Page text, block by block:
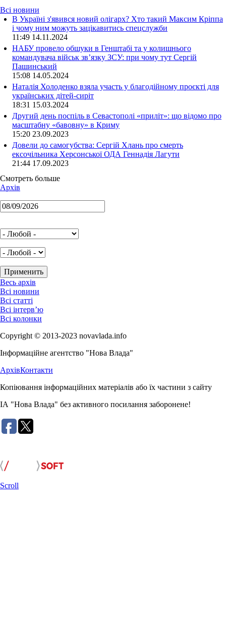
Всі новини
В Україні з'явився новий олігарх? Хто такий Максим Кріппа
і чому ним можуть зацікавитись спецслужби
11:49 14.11.2024
НАБУ провело обшуки в Генштабі та у колишнього
командувача військ зв’язку ЗСУ: при чому тут Сергій
Пашинський
15:08 14.05.2024
Наталія Холоденко взяла участь у благодійному проєкті для
українських дітей-сиріт
18:31 15.03.2024
Другий день поспіль в Севастополі «приліт»: що відомо про
масштабну «бавовну» в Криму
15:20 23.09.2023
Довели до самогубства: Сергій Хлань про смерть
ексочільника Херсонської ОДА Геннадія Лагути
21:44 17.09.2023
Смотреть больше
Архів
Весь архів
Всі новини
Всі статті
Всі інтерв’ю
Всі колонки
Copyright © 2013-2023 novavlada.info
Інформаційне агентство "Нова Влада"
АрхівКонтакти
Копіювання інформаційних матеріалів або їх частини з сайту
ІА "Нова Влада" без активного посилання заборонене!
Scroll